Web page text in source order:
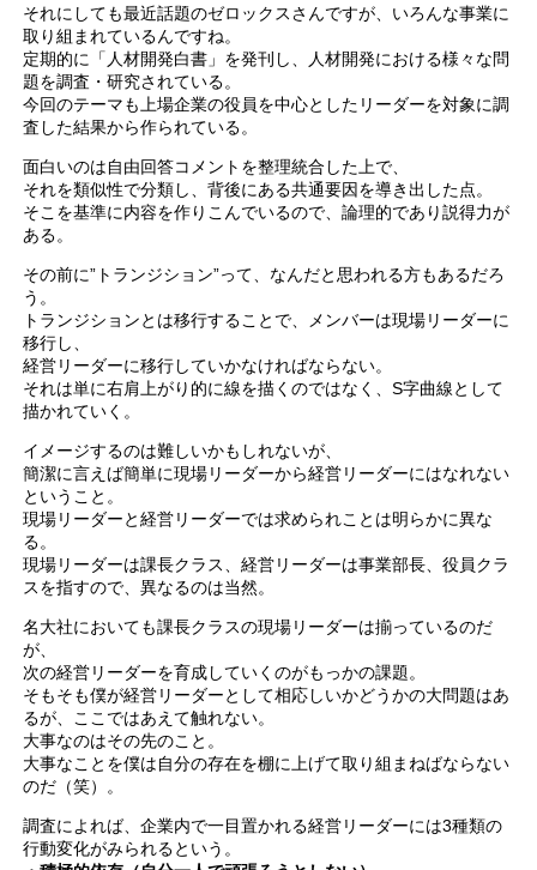
それにしても最近話題のゼロックスさんですが、いろんな事業に
取り組まれているんですね。
定期的に「人材開発白書」を発刊し、人材開発における様々な問
題を調査・研究されている。
今回のテーマも上場企業の役員を中心としたリーダーを対象に調
査した結果から作られている。
面白いのは自由回答コメントを整理統合した上で、
それを類似性で分類し、背後にある共通要因を導き出した点。
そこを基準に内容を作りこんでいるので、論理的であり説得力が
ある。
その前に”トランジション”って、なんだと思われる方もあるだろ
う。
トランジションとは移行することで、メンバーは現場リーダーに
移行し、
経営リーダーに移行していかなければならない。
それは単に右肩上がり的に線を描くのではなく、S字曲線として
描かれていく。
イメージするのは難しいかもしれないが、
簡潔に言えば簡単に現場リーダーから経営リーダーにはなれない
ということ。
現場リーダーと経営リーダーでは求められことは明らかに異な
る。
現場リーダーは課長クラス、経営リーダーは事業部長、役員クラ
スを指すので、異なるのは当然。
名大社においても課長クラスの現場リーダーは揃っているのだ
が、
次の経営リーダーを育成していくのがもっかの課題。
そもそも僕が経営リーダーとして相応しいかどうかの大問題はあ
るが、ここではあえて触れない。
大事なのはその先のこと。
大事なことを僕は自分の存在を棚に上げて取り組まねばならない
のだ（笑）。
調査によれば、企業内で一目置かれる経営リーダーには3種類の
行動変化がみられるという。